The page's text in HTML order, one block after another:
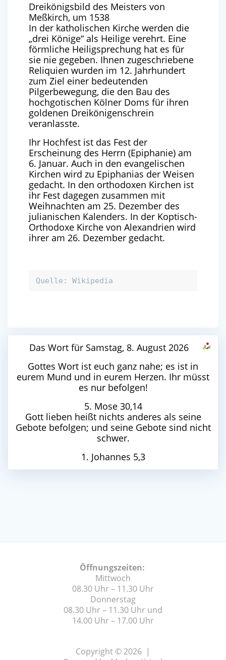
Dreikönigsbild des Meisters von
Meßkirch, um 1538
In der katholischen Kirche werden die
„drei Könige“ als Heilige verehrt. Eine
förmliche Heiligsprechung hat es für
sie nie gegeben. Ihnen zugeschriebene
Reliquien wurden im 12. Jahrhundert
zum Ziel einer bedeutenden
Pilgerbewegung, die den Bau des
hochgotischen Kölner Doms für ihren
goldenen Dreikönigenschrein
veranlasste.
Ihr Hochfest ist das Fest der
Erscheinung des Herrn (Epiphanie) am
6. Januar. Auch in den evangelischen
Kirchen wird zu Epiphanias der Weisen
gedacht. In den orthodoxen Kirchen ist
ihr Fest dagegen zusammen mit
Weihnachten am 25. Dezember des
julianischen Kalenders. In der Koptisch-
Orthodoxe Kirche von Alexandrien wird
ihrer am 26. Dezember gedacht.
Quelle: Wikipedia
Das Wort für Samstag, 8. August 2026
Gottes Wort ist euch ganz nahe; es ist in
eurem Mund und in eurem Herzen. Ihr müsst
es nur befolgen!
5. Mose 30,14
Gott lieben heißt nichts anderes als seine
Gebote befolgen; und seine Gebote sind nicht
schwer.
1. Johannes 5,3
Öffnungszeiten:
Mittwoch
08.30 Uhr – 11.30 Uhr
Donnerstag
08.30 Uhr – 11.30 Uhr und
14.00 Uhr – 17.00 Uhr
Copyright © 2026 |